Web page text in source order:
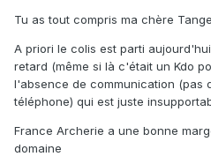
Tu as tout compris ma chère
A priori le colis est parti
retard (même si là c'était un Kdo
l'absence de communication (pas
téléphone) qui est juste
France Archerie a une bonne
domaine